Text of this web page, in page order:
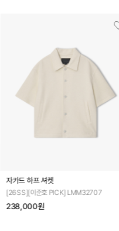
자카드 하프 셔켓
[26SS][이준호 PICK] LMM32707
238,000원